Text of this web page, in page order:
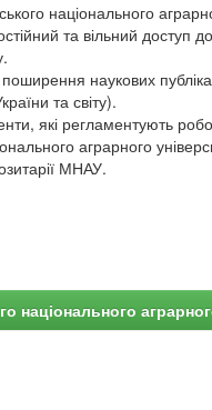
національного
та вільний доступ
наукових
та світу).
які регламентують
аграрного
МНАУ.
національного